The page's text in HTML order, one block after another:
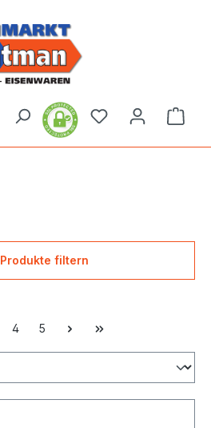
Produkte filtern
4 5